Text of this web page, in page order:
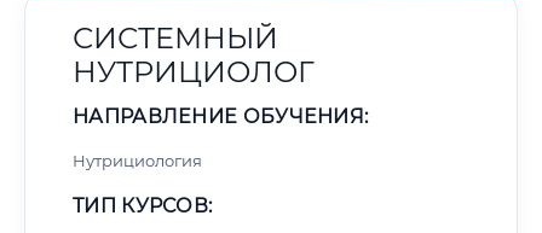
СИСТЕМНЫЙ
НУТРИЦИОЛОГ
НАПРАВЛЕНИЕ ОБУЧЕНИЯ:
Нутрициология
ТИП КУРСОВ: